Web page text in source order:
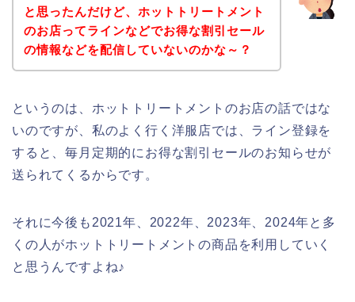
と思ったんだけど、ホットトリートメント
のお店ってラインなどでお得な割引セール
の情報などを配信していないのかな～？
というのは、ホットトリートメントのお店の話ではな
いのですが、私のよく行く洋服店では、ライン登録を
すると、毎月定期的にお得な割引セールのお知らせが
送られてくるからです。
それに今後も2021年、2022年、2023年、2024年と多
くの人がホットトリートメントの商品を利用していく
と思うんですよね♪